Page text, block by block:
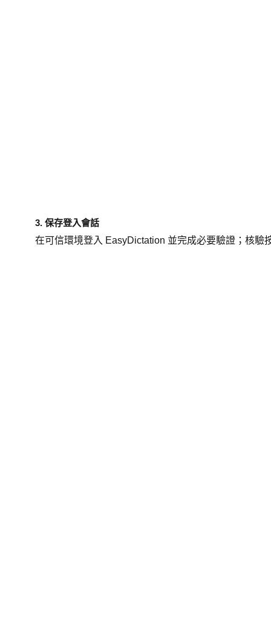
3. 保存登入會話
在可信環境登入 EasyDictation 並完成必要驗證；核